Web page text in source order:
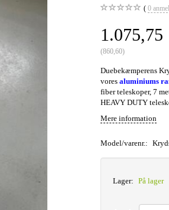
0
1.075,75
(860,60)
Duebekæmperens
voresaluminiums
fiber teleskoper, 7
HEAVY DUTY
Mere information
Model/varenr.:
Lager: På lager